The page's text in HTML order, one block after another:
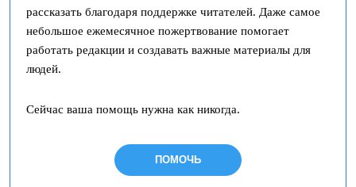
рассказать благодаря поддержке читателей. Даже самое
небольшое ежемесячное пожертвование помогает
работать редакции и создавать важные материалы для
людей.
Сейчас ваша помощь нужна как никогда.
ПОМОЧЬ